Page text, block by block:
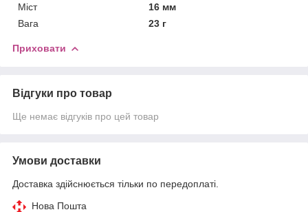
Міст
16 мм
Вага
23 г
Приховати
Відгуки про товар
Ще немає відгуків про цей товар
Умови доставки
Доставка здійснюється тільки по передоплаті.
Нова Пошта